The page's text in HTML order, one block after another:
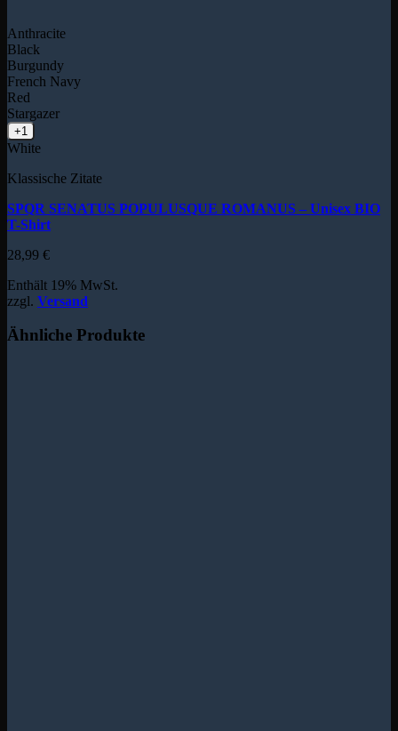
Anthracite
Black
Burgundy
French Navy
Red
Stargazer
+1
White
Klassische Zitate
SPQR SENATUS POPULUSQUE ROMANUS – Unisex BIO
T-Shirt
28,99 €
Enthält 19% MwSt.
zzgl. Versand
Ähnliche Produkte